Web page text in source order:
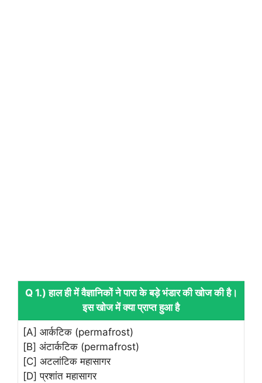
Q 1.) हाल ही में वैज्ञानिकों ने पारा के बड़े भंडार की खोज की है।
इस खोज में क्या प्राप्त हुआ है
[A] आर्कटिक (permafrost)
[B] अंटार्कटिक (permafrost)
[C] अटलांटिक महासागर
[D] प्रशांत महासागर